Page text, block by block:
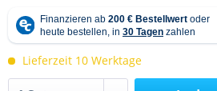
Lieferzeit 10 Werktage